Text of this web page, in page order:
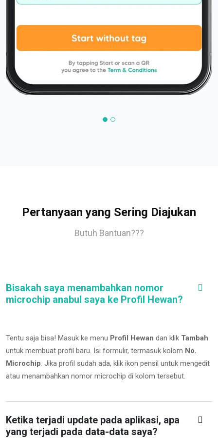
Pertanyaan yang Sering Diajukan
Butuh Bantuan???
Bisakah saya menambahkan nomor
microchip anabul saya ke Profil Hewan?
Tentu saja bisa! Masuk ke menu Profil Hewan dan klik Tambah
untuk membuat profil baru. Isi formulir, termasuk kolom No.
Microchip. Jika profil sudah ada, klik ikon pensil untuk mengedit
atau menambahkan nomor microchip di kolom tersebut.
Ketika terjadi update pada aplikasi, apa
yang terjadi pada data-data saya?